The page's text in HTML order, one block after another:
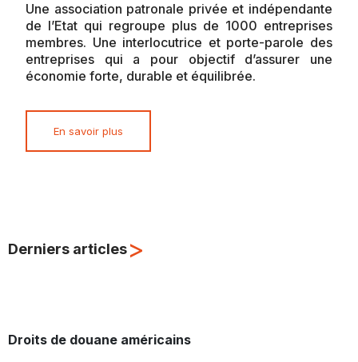
Une association patronale privée et indépendante
de l’Etat qui regroupe plus de 1000 entreprises
membres. Une interlocutrice et porte-parole des
entreprises qui a pour objectif d’assurer une
économie forte, durable et équilibrée.
En savoir plus
Derniers articles>
Droits de douane américains